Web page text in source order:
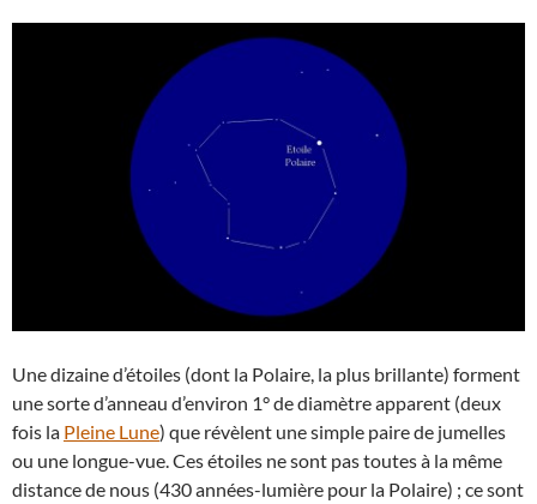
Une dizaine d’étoiles (dont la Polaire, la plus brillante) forment
une sorte d’anneau d’environ 1° de diamètre apparent (deux
fois la Pleine Lune) que révèlent une simple paire de jumelles
ou une longue-vue. Ces étoiles ne sont pas toutes à la même
distance de nous (430 années-lumière pour la Polaire) ; ce sont